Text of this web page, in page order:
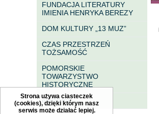
Strona używa ciasteczek
(cookies), dzięki którym nasz
serwis może działać lepiej.
FUNDACJA LITERATURY
IMIENIA HENRYKA BEREZY
DOM KULTURY „13 MUZ”
CZAS PRZESTRZEŃ
TOŻSAMOŚĆ
POMORSKIE
TOWARZYSTWO
HISTORYCZNE
eleWator